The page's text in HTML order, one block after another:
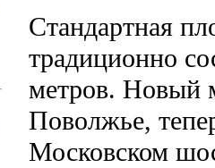
Стандартная
традиционно
метров. Новый
Поволжье,
Московском